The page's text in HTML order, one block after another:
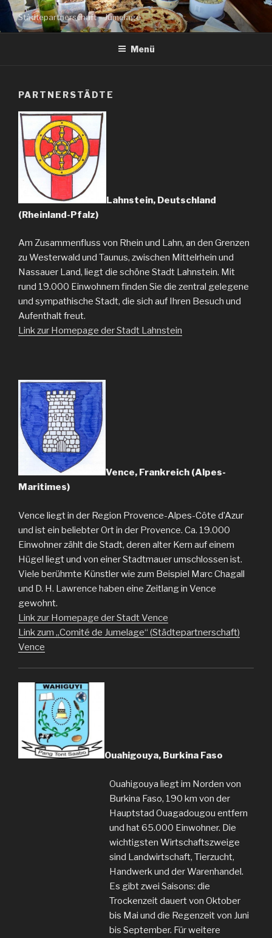
Zum
Inhalt
springen
Städtepartnerschaft – Jumelage
Menü
PARTNERSTÄDTE
Lahnstein, Deutschland
(Rheinland-Pfalz)
Am Zusammenfluss von Rhein und Lahn, an den Grenzen
zu Westerwald und Taunus, zwischen Mittelrhein und
Nassauer Land, liegt die schöne Stadt Lahnstein. Mit
rund 19.000 Einwohnern finden Sie die zentral gelegene
und sympathische Stadt, die sich auf Ihren Besuch und
Aufenthalt freut.
Link zur Homepage der Stadt Lahnstein
Vence, Frankreich (Alpes-
Maritimes)
Vence liegt in der Region Provence-Alpes-Côte d’Azur
und ist ein beliebter Ort in der Provence. Ca. 19.000
Einwohner zählt die Stadt, deren alter Kern auf einem
Hügel liegt und von einer Stadtmauer umschlossen ist.
Viele berühmte Künstler wie zum Beispiel Marc Chagall
und D. H. Lawrence haben eine Zeitlang in Vence
gewohnt.
Link zur Homepage der Stadt Vence
Link zum „Comité de Jumelage“ (Städtepartnerschaft)
Vence
Ouahigouya, Burkina Faso
Ouahigouya liegt im Norden von
Burkina Faso, 190 km von der
Hauptstad Ouagadougou entfern
und hat 65.000 Einwohner. Die
wichtigsten Wirtschaftszweige
sind Landwirtschaft, Tierzucht,
Handwerk und der Warenhandel.
Es gibt zwei Saisons: die
Trockenzeit dauert von Oktober
bis Mai und die Regenzeit von Juni
bis September. Für weitere